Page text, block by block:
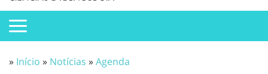
» Início » Notícias »Agenda